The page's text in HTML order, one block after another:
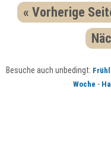
« Vorherige
Besuche auch unbedingt:
Woche -